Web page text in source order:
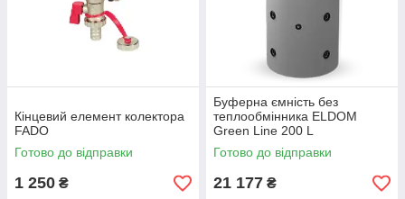
Кінцевий елемент колектора
FADO
Готово до відправки
1 250 ₴
Буферна ємність без
теплообмінника ELDOM
Green Line 200 L
Готово до відправки
21 177 ₴